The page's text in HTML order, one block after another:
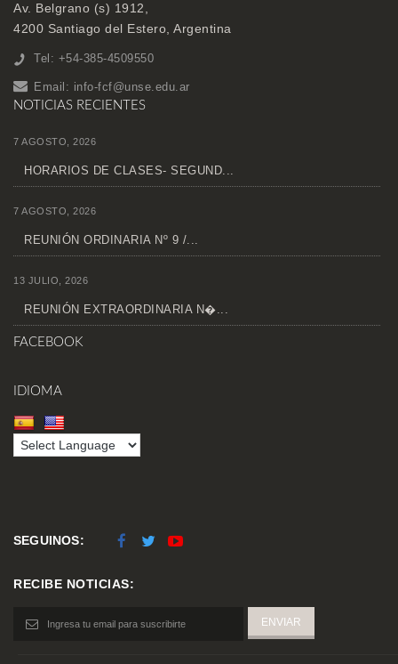
Av. Belgrano (s) 1912,
4200 Santiago del Estero, Argentina
Tel: +54-385-4509550
Email: info-fcf@unse.edu.ar
NOTICIAS RECIENTES
7 AGOSTO, 2026
HORARIOS DE CLASES- SEGUND...
7 AGOSTO, 2026
REUNIÓN ORDINARIA Nº 9 /...
13 JULIO, 2026
REUNIÓN EXTRAORDINARIA N�...
FACEBOOK
IDIOMA
SEGUINOS:
RECIBE NOTICIAS: